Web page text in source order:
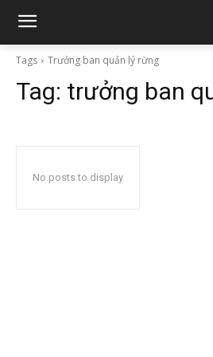
Tags Trưởng ban quản lý rừng
Tag: trưởng ban
No posts to display